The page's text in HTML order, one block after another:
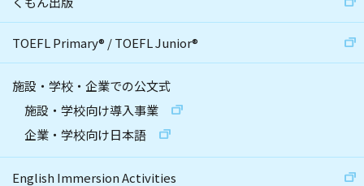
TOEFL Primary® /TOEFL Junior®
施設・学校・企業での公文式
施設・学校向け導入事業
企業・学校向け日本語
English Immersion Activities